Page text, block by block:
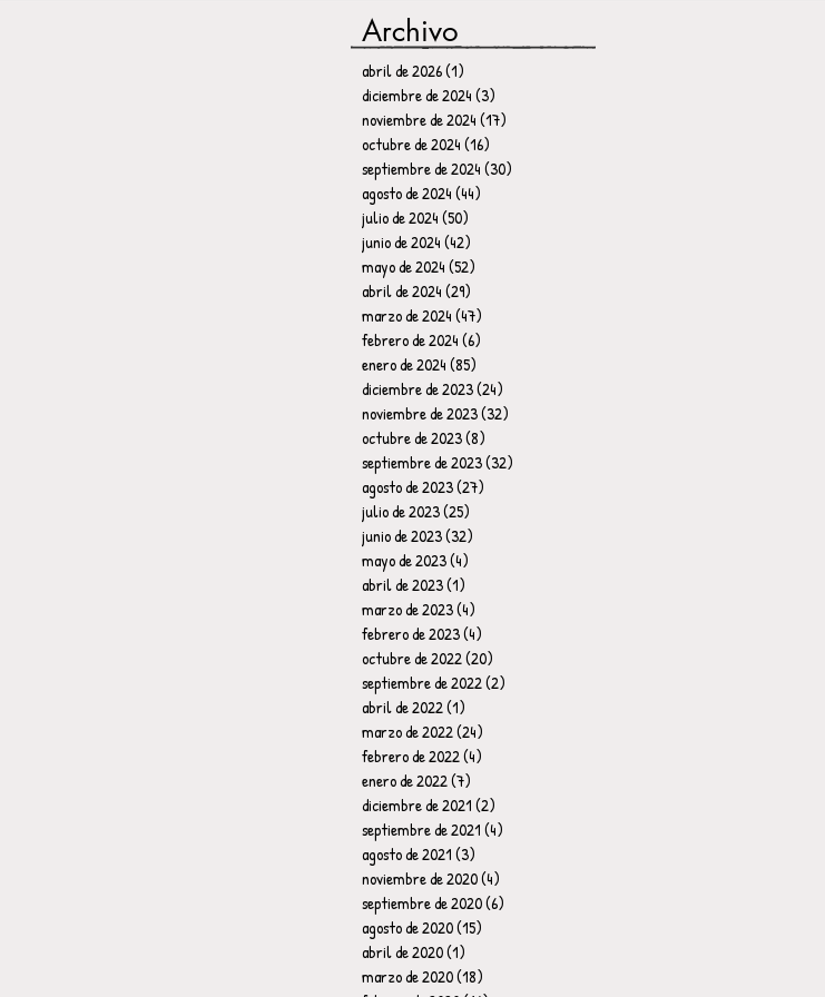
Archivo
abril de 2026(1)
diciembre de 2024(3)
noviembre de 2024(17)
octubre de 2024(16)
septiembre de 2024(30)
agosto de 2024(44)
julio de 2024(50)
junio de 2024(42)
mayo de 2024(52)
abril de 2024(29)
marzo de 2024(47)
febrero de 2024(6)
enero de 2024(85)
diciembre de 2023(24)
noviembre de 2023(32)
octubre de 2023(8)
septiembre de 2023(32)
agosto de 2023(27)
julio de 2023(25)
junio de 2023(32)
mayo de 2023(4)
abril de 2023(1)
marzo de 2023(4)
febrero de 2023(4)
octubre de 2022(20)
septiembre de 2022(2)
abril de 2022(1)
marzo de 2022(24)
febrero de 2022(4)
enero de 2022(7)
diciembre de 2021(2)
septiembre de 2021(4)
agosto de 2021(3)
noviembre de 2020(4)
septiembre de 2020(6)
agosto de 2020(15)
abril de 2020(1)
marzo de 2020(18)